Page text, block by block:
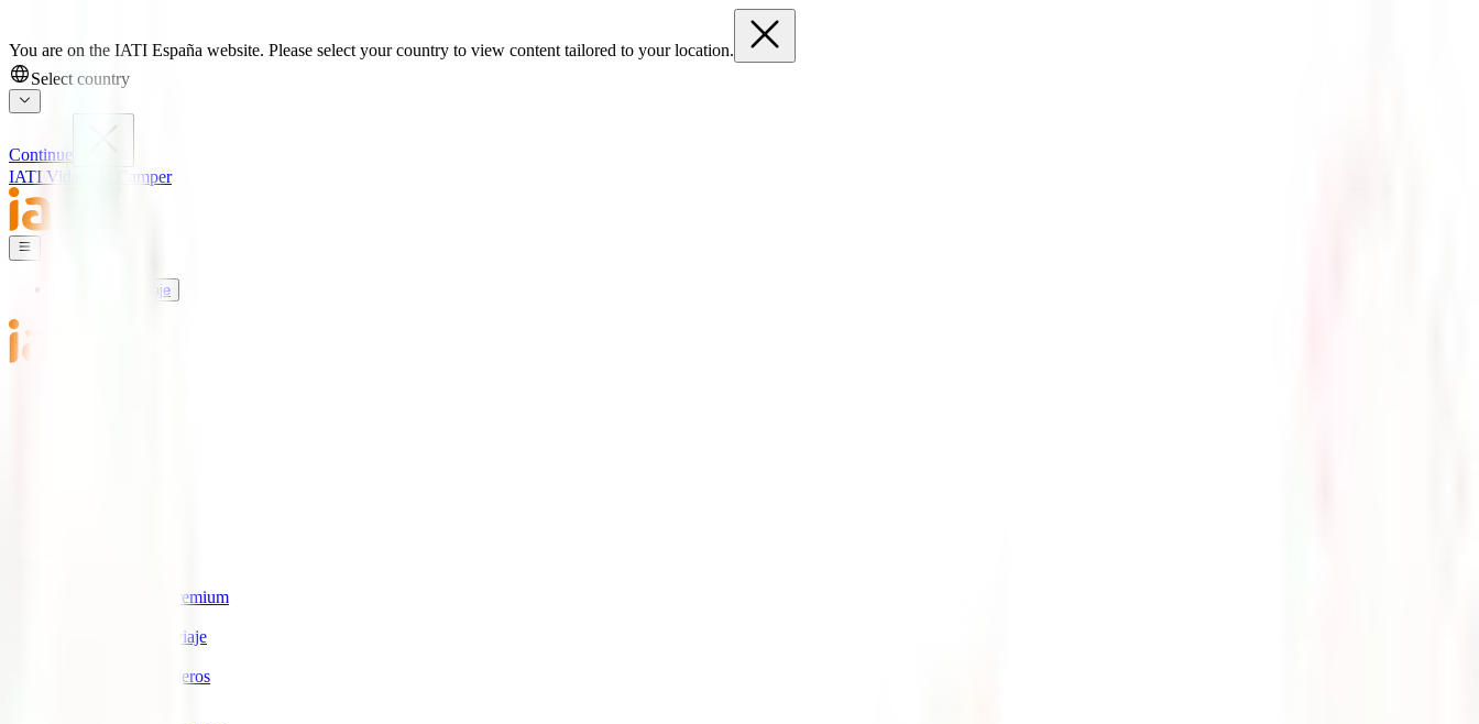
You are on the IATI España website. Please select your country to view content tailored to your location.
Select country
Continue
IATI Vida
IATI Camper
Seguros de Viaje
IATI Anulación Premium
IATI Anual Multiviaje
IATI Grandes Viajeros